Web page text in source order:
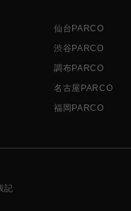
仙台PARCO
渋谷PARCO
調布PARCO
名古屋PARCO
福岡PARCO
記